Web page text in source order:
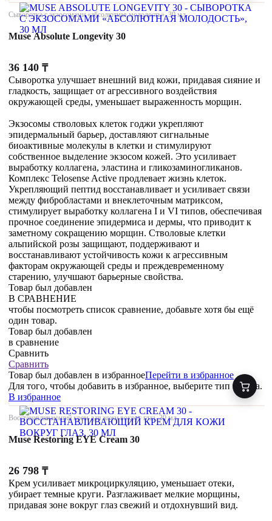
Сыворотка с экзосомами «абсолютная молодость», 30 мл
Muse Absolute Longevity 30
36 140 ₸
Сыворотка улучшает внешний вид кожи, придавая сияние и
гладкость, защищает от агрессивного воздействия
окружающей среды, уменьшает выраженность морщин.
Экзосомы стволовых клеток годжи укрепляют
эпидермальный барьер, доставляют сигнальные
биоактивные молекулы в клетки и стимулируют
собственное выделение экзосом кожей. Это усиливает
выработку коллагена, эластина и гликозаминогликанов.
Комплекс Telosense Active продлевает жизнь клеток.
Укрепляющий пептид восстанавливает и усиливает связи
между фибробластами и внеклеточным матриксом,
стимулирует выработку коллагена I и VI типов, обеспечивая
прочное соединение эпидермиса и дермы, что приводит к
заметному сокращению морщин. Стволовые клетки
альпийской розы защищают, поддерживают и
восстанавливают устойчивость кожи к агрессивным
факторам окружающей среды и преждевременному
старению, улучшают барьерные свойства.
Товар был добавлен
В СРАВНЕНИЕ
чтобы посмотреть список сравнение, добавьте хотя бы ещё
один товар.
Товар был добавлен
в сравнение
Сравнить
Сравнить
Товар был добавлен в избранноеПерейти в избранное
Для того, чтобы добавить в избранное, выберите тип товара.
В избранное
Восстанавливающий крем для кожи вокруг глаз, 30 мл
Muse Restoring EYE Cream 30
26 798 ₸
Крем усиливает микроциркуляцию, уменьшает отеки,
убирает темные круги. Разглаживает мелкие морщины,
придавая зоне вокруг глаз свежий и отдохнувший вид.